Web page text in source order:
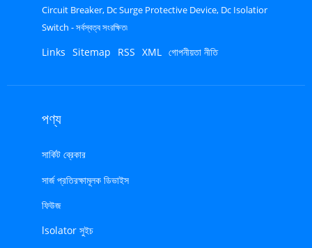
Circuit Breaker, Dc Surge Protective Device, Dc Isolatior
Switch - সর্বস্বত্ব সংরক্ষিত৷
Links Sitemap RSS XML গোপনীয়তা নীতি
পণ্য
সার্কিট ব্রেকার
সার্জ প্রতিরক্ষামূলক ডিভাইস
ফিউজ
lsolator সুইচ